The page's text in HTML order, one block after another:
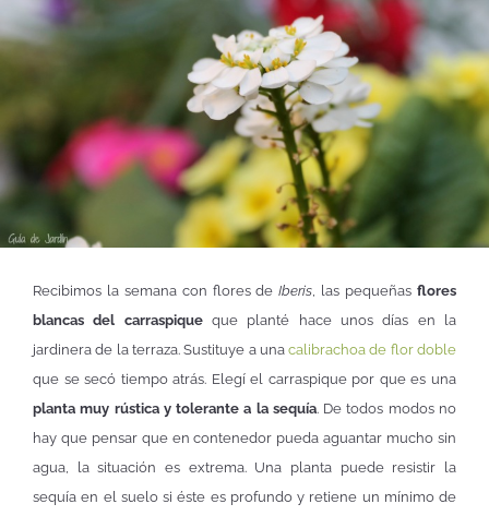
Recibimos la semana con flores deIberis , las pequeñasflores
blancas del carraspiqueque planté hace unos días en la
jardinera de la terraza. Sustituye a unacalibrachoa de flor doble
que se secó tiempo atrás. Elegí el carraspique por que es una
planta muy rústica y tolerante a la sequía. De todos modos no
hay que pensar que en contenedor pueda aguantar mucho sin
agua, la situación es extrema. Una planta puede resistir la
sequía en el suelo si éste es profundo y retiene un mínimo de